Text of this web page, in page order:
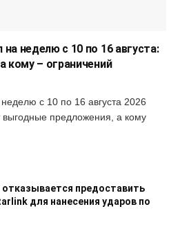
неделю с 10 по 16 августа:
кому – ограничений
с 10 по 16 августа 2026
выгодные предложения, а кому
отказывается предоставить
для нанесения ударов по